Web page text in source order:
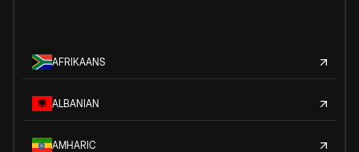
AFRIKAANS
ALBANIAN
AMHARIC